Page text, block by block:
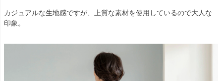
カジュアルな生地感ですが、上質な素材を使用しているので大人な
印象。